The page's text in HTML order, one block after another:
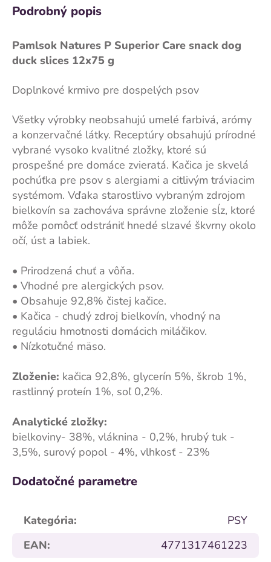
Podrobný popis
Pamlsok Natures P Superior Care snack dog
duck slices 12x75 g
Doplnkové krmivo pre dospelých psov
Všetky výrobky neobsahujú umelé farbivá, arómy
a konzervačné látky. Receptúry obsahujú prírodné
vybrané vysoko kvalitné zložky, ktoré sú
prospešné pre domáce zvieratá. Kačica je skvelá
pochúťka pre psov s alergiami a citlivým tráviacim
systémom. Vďaka starostlivo vybraným zdrojom
bielkovín sa zachováva správne zloženie sĺz, ktoré
môže pomôcť odstrániť hnedé slzavé škvrny okolo
očí, úst a labiek.
• Prirodzená chuť a vôňa.
• Vhodné pre alergických psov.
• Obsahuje 92,8% čistej kačice.
• Kačica - chudý zdroj bielkovín, vhodný na
reguláciu hmotnosti domácich miláčikov.
• Nízkotučné mäso.
Zloženie: kačica 92,8%, glycerín 5%, škrob 1%,
rastlinný proteín 1%, soľ 0,2%.
Analytické zložky:
bielkoviny- 38%, vláknina - 0,2%, hrubý tuk -
3,5%, surový popol - 4%, vlhkosť - 23%
Dodatočné parametre
Kategória:
PSY
EAN: 4771317461223